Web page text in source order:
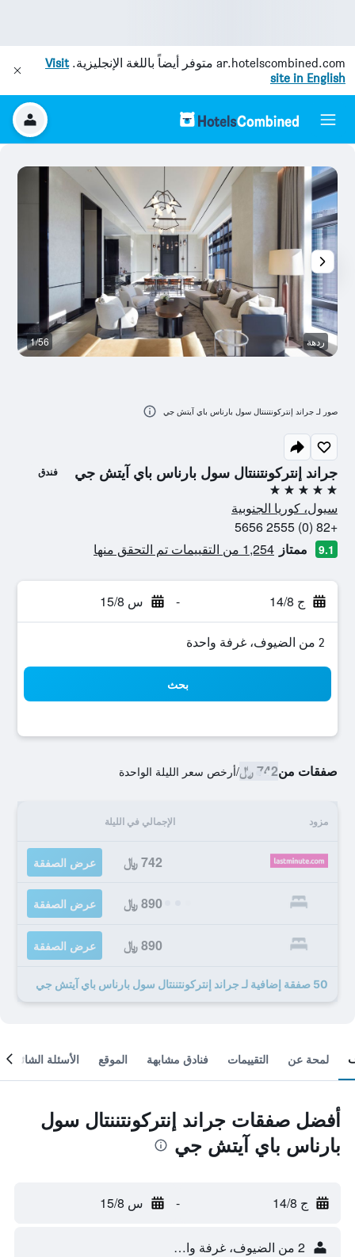
ar.hotelscombined.com متوفر أيضاً باللغة الإنجليزية.Visit
site in English
جراند إنتركونتننتال سول بارناس باي آيتش جي فندق
5 نجوم
سيول، كوريا الجنوبية
+82 (0) 2555 5656
9.1 ممتاز 1,254 من التقييمات تم التحقق منها
ج 14/8 - س 15/8
2 من الضيوف، غرفة واحدة
بحث
صفقات من742 ﷼ /أرخص سعر الليلة الواحدة
مزود الإجمالي في الليلة
742 ﷼ عرض الصفقة
890 ﷼ عرض الصفقة
890 ﷼ عرض الصفقة
50 صفقة إضافية لـ جراند إنتركونتننتال سول بارناس باي آيتش جي
ردهة 1/56
صور لـ جراند إنتركونتننتال سول بارناس باي آيتش جي
لمحة عن التقييمات فنادق مشابهة الموقع الأسئلة الشائعة
أفضل صفقات جراند إنتركونتننتال سول
بارناس باي آيتش جي
ج 14/8 - س 15/8
2 من الضيوف، غرفة واحدة